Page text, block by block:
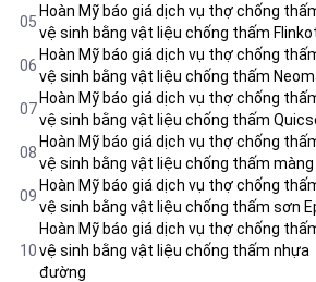
05
Hoàn Mỹ báo giá dịch vụ thợ chống
vệ sinh bằng vật liệu chống thấm
06
Hoàn Mỹ báo giá dịch vụ thợ chống
vệ sinh bằng vật liệu chống thấm
07
Hoàn Mỹ báo giá dịch vụ thợ chống
vệ sinh bằng vật liệu chống thấm
08
Hoàn Mỹ báo giá dịch vụ thợ chống
vệ sinh bằng vật liệu chống thấm màng
09
Hoàn Mỹ báo giá dịch vụ thợ chống
vệ sinh bằng vật liệu chống thấm sơn
10
Hoàn Mỹ báo giá dịch vụ thợ chống
vệ sinh bằng vật liệu chống thấm nhựa
đường